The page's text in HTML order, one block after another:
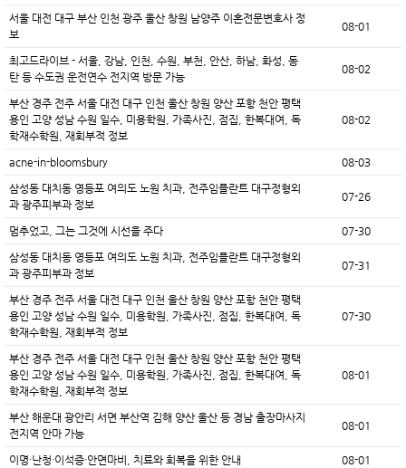
서울 대전 대구 부산 인천 광주 울산 창원 남양주 이혼전문변호사 정
보
08-01
최고드라이브 - 서울, 강남, 인천, 수원, 부천, 안산, 하남, 화성, 동
탄 등 수도권 운전연수 전지역 방문 가능
08-02
부산 경주 전주 서울 대전 대구 인천 울산 창원 양산 포항 천안 평택
용인 고양 성남 수원 일수, 미용학원, 가족사진, 점집, 한복대여, 독
학재수학원, 재회부적 정보
08-02
acne-in-bloomsbury 08-03
삼성동 대치동 영등포 여의도 노원 치과, 전주임플란트 대구정형외
과 광주피부과 정보
07-26
멈추었고, 그는 그것에 시선을 주다 07-30
삼성동 대치동 영등포 여의도 노원 치과, 전주임플란트 대구정형외
과 광주피부과 정보
07-31
부산 경주 전주 서울 대전 대구 인천 울산 창원 양산 포항 천안 평택
용인 고양 성남 수원 일수, 미용학원, 가족사진, 점집, 한복대여, 독
학재수학원, 재회부적 정보
07-30
부산 경주 전주 서울 대전 대구 인천 울산 창원 양산 포항 천안 평택
용인 고양 성남 수원 일수, 미용학원, 가족사진, 점집, 한복대여, 독
학재수학원, 재회부적 정보
08-01
부산 해운대 광안리 서면 부산역 김해 양산 울산 등 경남 출장마사지
전지역 안마 가능
08-01
이명·난청·이석증·안면마비, 치료와 회복을 위한 안내 08-01